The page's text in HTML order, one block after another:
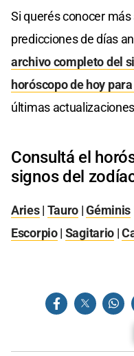
Si querés conocer más
predicciones de días
archivo completo del
horóscopo de hoy
últimas
Consultá el
signos del
Aries| Tauro |Géminis
Escorpio| Sagitario |